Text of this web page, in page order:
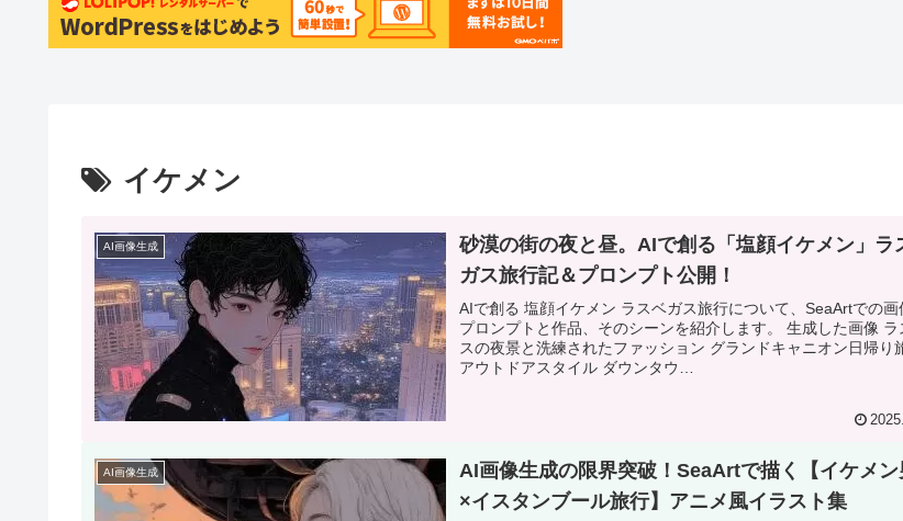
イケメン
AI画像生成
砂漠の街の夜と昼。AIで創る「塩顔イケメン」ラ
ガス旅行記＆プロンプト公開！
AIで創る 塩顔イケメン ラスベガス旅行について、SeaArtでの画
プロンプトと作品、そのシーンを紹介します。 生成した画像 ラ
スの夜景と洗練されたファッション グランドキャニオン日帰り
アウトドアスタイル ダウンタウ…
AI画像生成
AI画像生成の限界突破！SeaArtで描く【イケメン
×イスタンブール旅行】アニメ風イラスト集